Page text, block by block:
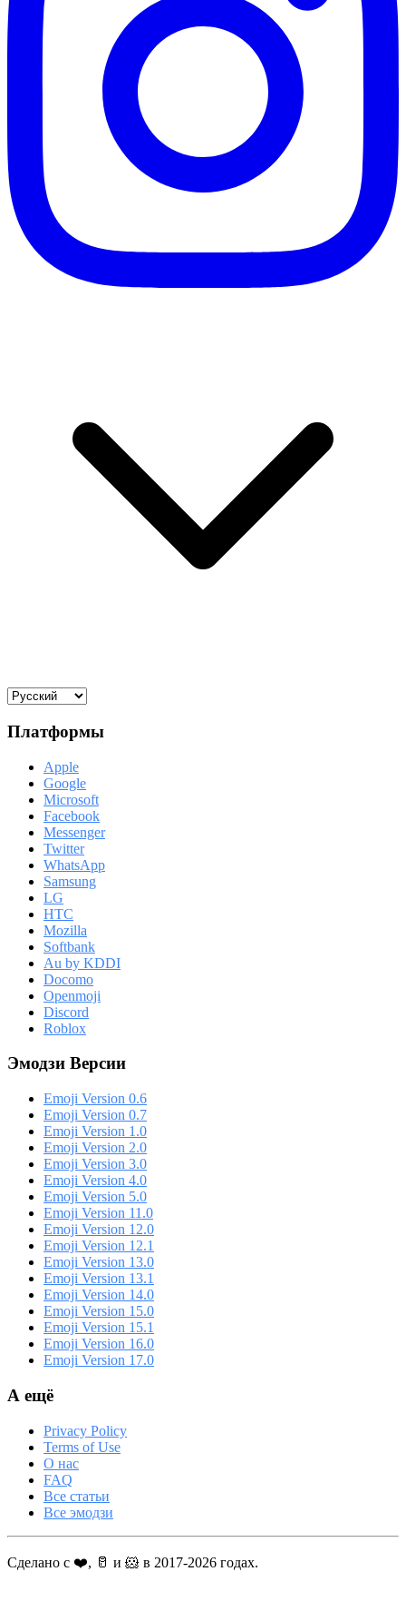
Платформы
Apple
Google
Microsoft
Facebook
Messenger
Twitter
WhatsApp
Samsung
LG
HTC
Mozilla
Softbank
Au by KDDI
Docomo
Openmoji
Discord
Roblox
Эмодзи Версии
Emoji Version 0.6
Emoji Version 0.7
Emoji Version 1.0
Emoji Version 2.0
Emoji Version 3.0
Emoji Version 4.0
Emoji Version 5.0
Emoji Version 11.0
Emoji Version 12.0
Emoji Version 12.1
Emoji Version 13.0
Emoji Version 13.1
Emoji Version 14.0
Emoji Version 15.0
Emoji Version 15.1
Emoji Version 16.0
Emoji Version 17.0
А ещё
Privacy Policy
Terms of Use
О нас
FAQ
Все статьи
Все эмодзи
Сделано с ❤️, 🥛 и 🐹 в 2017-2026 годах.